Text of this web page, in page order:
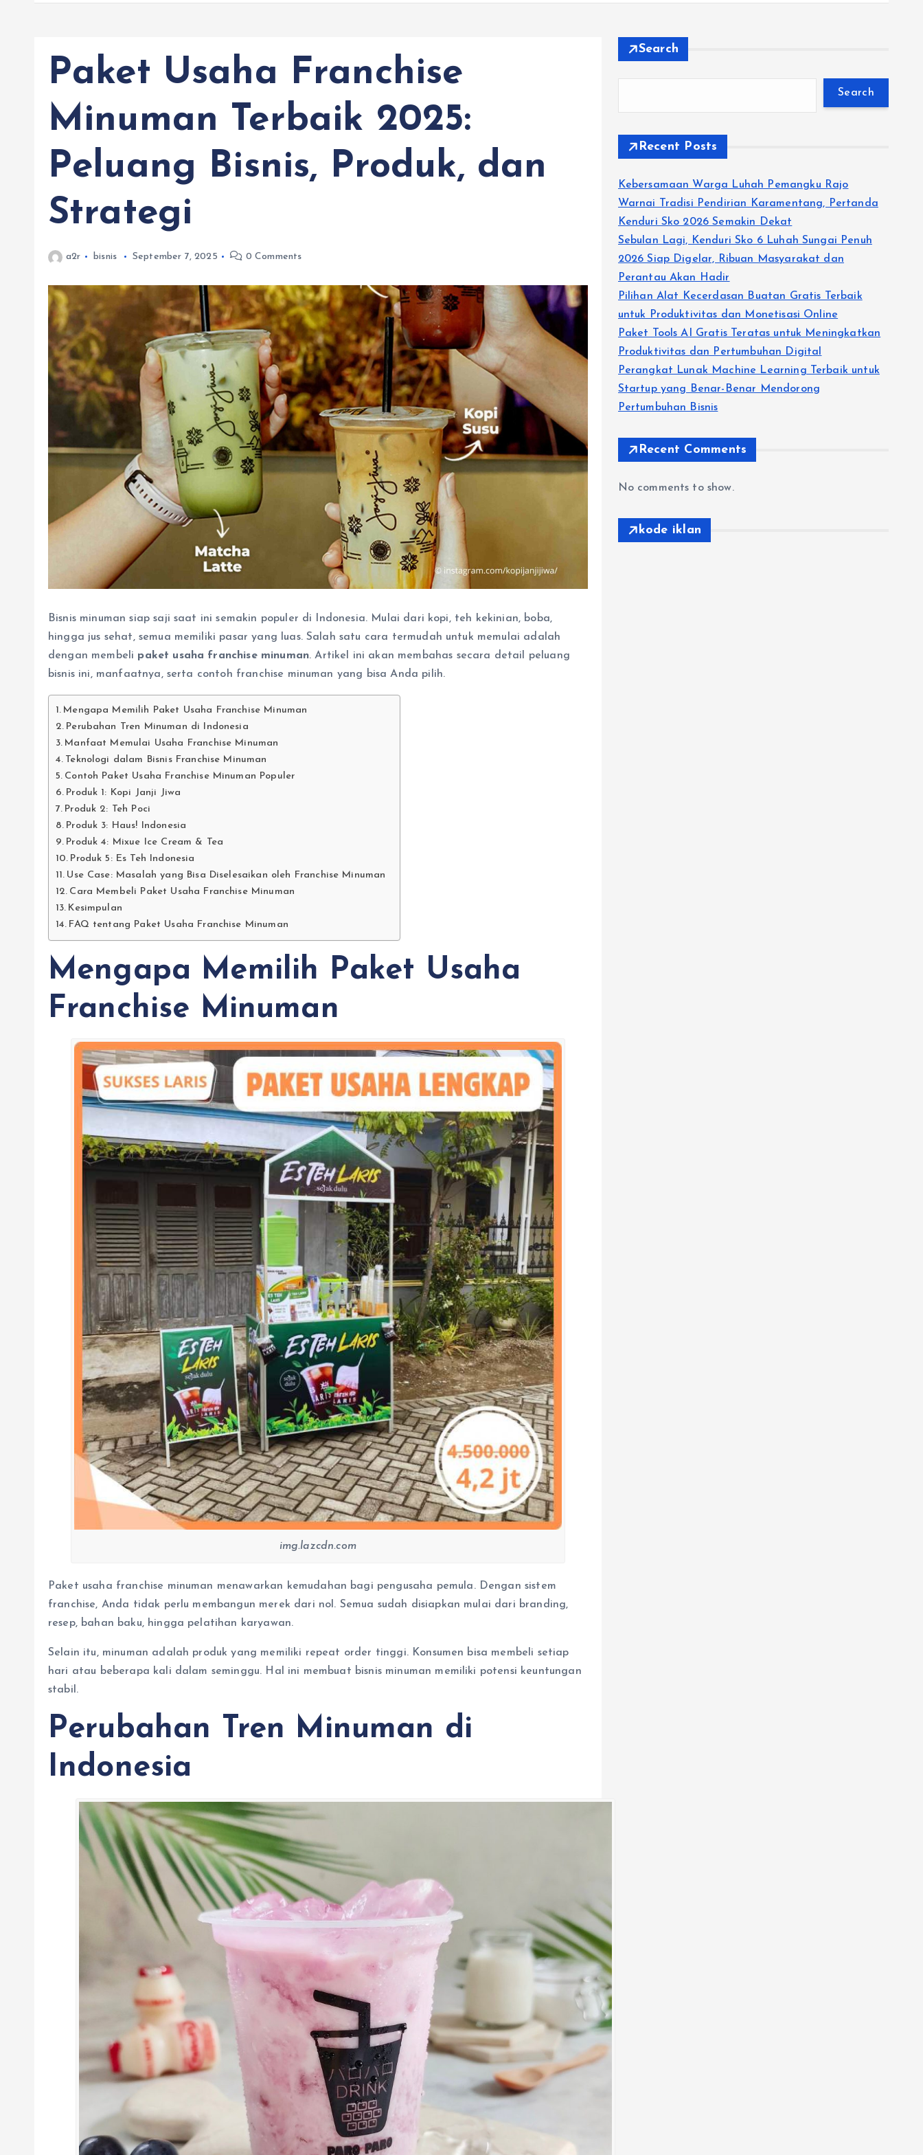
Paket Usaha Franchise
Minuman Terbaik 2025:
Peluang Bisnis, Produk, dan
Strategi
a2r bisnis September 7, 2025 0 Comments
Bisnis minuman siap saji saat ini semakin populer di Indonesia. Mulai dari kopi, teh kekinian, boba,
hingga jus sehat, semua memiliki pasar yang luas. Salah satu cara termudah untuk memulai adalah
dengan membeli paket usaha franchise minuman. Artikel ini akan membahas secara detail peluang
bisnis ini, manfaatnya, serta contoh franchise minuman yang bisa Anda pilih.
Mengapa Memilih Paket Usaha Franchise Minuman
Perubahan Tren Minuman di Indonesia
Manfaat Memulai Usaha Franchise Minuman
Teknologi dalam Bisnis Franchise Minuman
Contoh Paket Usaha Franchise Minuman Populer
Produk 1: Kopi Janji Jiwa
Produk 2: Teh Poci
Produk 3: Haus! Indonesia
Produk 4: Mixue Ice Cream & Tea
Produk 5: Es Teh Indonesia
Use Case: Masalah yang Bisa Diselesaikan oleh Franchise Minuman
Cara Membeli Paket Usaha Franchise Minuman
Kesimpulan
FAQ tentang Paket Usaha Franchise Minuman
Mengapa Memilih Paket Usaha
Franchise Minuman
img.lazcdn.com
Paket usaha franchise minuman menawarkan kemudahan bagi pengusaha pemula. Dengan sistem
franchise, Anda tidak perlu membangun merek dari nol. Semua sudah disiapkan mulai dari branding,
resep, bahan baku, hingga pelatihan karyawan.
Selain itu, minuman adalah produk yang memiliki repeat order tinggi. Konsumen bisa membeli setiap
hari atau beberapa kali dalam seminggu. Hal ini membuat bisnis minuman memiliki potensi keuntungan
stabil.
Perubahan Tren Minuman di
Indonesia
Search
Search
Recent Posts
Kebersamaan Warga Luhah Pemangku Rajo
Warnai Tradisi Pendirian Karamentang, Pertanda
Kenduri Sko 2026 Semakin Dekat
Sebulan Lagi, Kenduri Sko 6 Luhah Sungai Penuh
2026 Siap Digelar, Ribuan Masyarakat dan
Perantau Akan Hadir
Pilihan Alat Kecerdasan Buatan Gratis Terbaik
untuk Produktivitas dan Monetisasi Online
Paket Tools AI Gratis Teratas untuk Meningkatkan
Produktivitas dan Pertumbuhan Digital
Perangkat Lunak Machine Learning Terbaik untuk
Startup yang Benar-Benar Mendorong
Pertumbuhan Bisnis
Recent Comments
No comments to show.
kode iklan